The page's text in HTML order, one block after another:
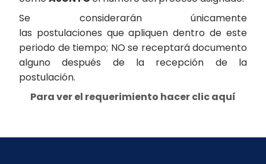
Se considerarán únicamente
las postulaciones que apliquen dentro de este
periodo de tiempo; NO se receptará documento
alguno después de la recepción de la
postulación.
Para ver el requerimiento hacer clic aquí